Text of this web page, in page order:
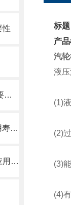
性
如何判断真空泵过滤器滤芯是否需要更换？
MOCVD设备滤芯过滤精度高，使用寿命长
Veeco外延设备滤芯的核心功能与应用场景
标
产
汽
液
(1)液
(2)
(3)
(4)